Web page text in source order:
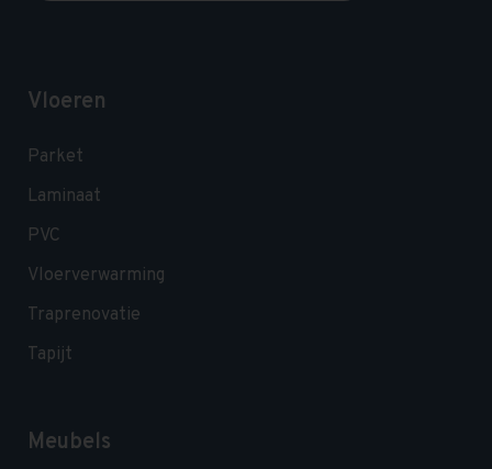
Vloeren
Parket
Laminaat
PVC
Vloerverwarming
Traprenovatie
Tapijt
Meubels